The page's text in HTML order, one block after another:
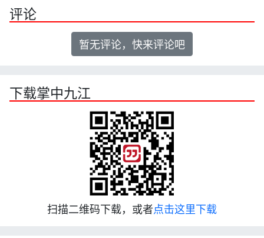
评论
暂无评论，快来评论吧
下载掌中九江
扫描二维码下载，或者点击这里下载